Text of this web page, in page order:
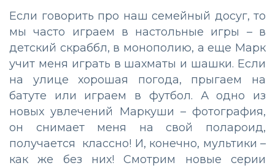
Если говорить про наш семейный досуг, то
мы часто играем в настольные игры – в
детский скраббл, в монополию, а еще Марк
учит меня играть в шахматы и шашки. Если
на улице хорошая погода, прыгаем на
батуте или играем в футбол. А одно из
новых увлечений Маркуши – фотография,
он снимает меня на свой полароид,
получается классно! И, конечно, мультики –
как же без них! Смотрим новые серии